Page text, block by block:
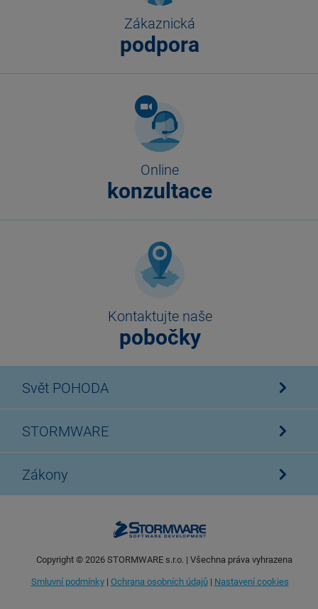
Zákaznická
podpora
Online
konzultace
Kontaktujte naše
pobočky
Svět POHODA
STORMWARE
Zákony
Copyright © 2026STORMWARE s.r.o. | Všechna práva vyhrazena
Smluvní podmínky| Ochrana osobních údajů| Nastavení cookies